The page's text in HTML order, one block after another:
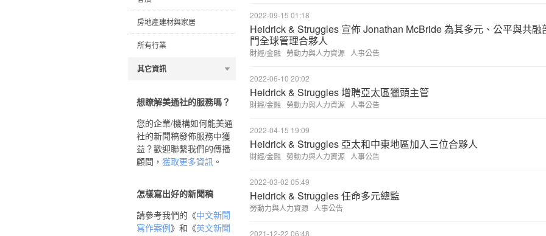
房地產建材與家居
所有行業
其它資訊
想瞭解美通社的服務嗎？
您的企業/機構如何能美通
社的新聞稿發佈服務中獲
益？歡迎聯繫我們的傳播
顧問， 獲取更多資訊。
怎樣寫出好的新聞稿
請參考我們的《中文新聞
寫作案例》和《英文新聞
2022-09-15 01:18
Heidrick & Struggles 宣佈 Jonathan McBride 為其多元、公平與共融
門全球管理合夥人
財經/金融 勞動力與人力資源 人事公告
2022-06-10 20:02
Heidrick & Struggles 增聘亞太區獵頭主管
財經/金融 勞動力與人力資源 人事公告
2022-04-15 19:09
Heidrick & Struggles 亞太和中東地區加入三位合夥人
財經/金融 勞動力與人力資源 人事公告
2022-03-02 05:49
Heidrick & Struggles 任命多元總監
勞動力與人力資源 人事公告
2021-12-22 06:48